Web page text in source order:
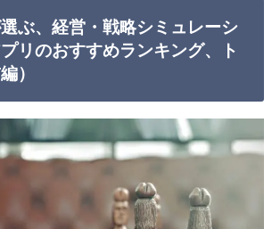
ぶ、経営・戦略シミュレーシ
リのおすすめランキング、ト
）